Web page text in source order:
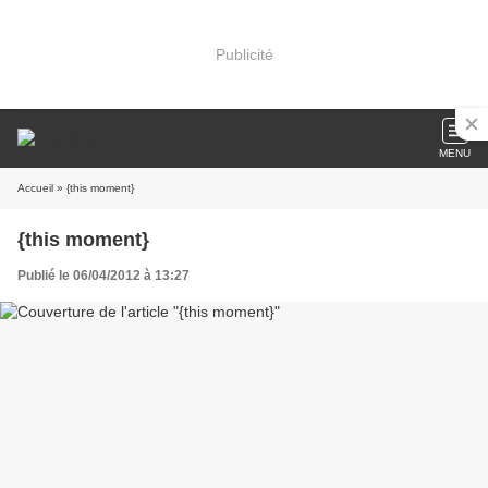
Publicité
MENU
Accueil » {this moment}
{this moment}
Publié le 06/04/2012 à 13:27